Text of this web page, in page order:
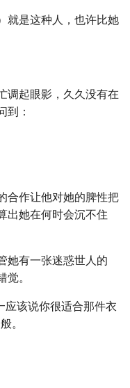
就是这种人，也许比她
调起眼影，久久没有在
到：
合作让他对她的脾性把
出她在何时会沉不住
她有一张迷惑世人的
。
该说你很适合那件衣
。